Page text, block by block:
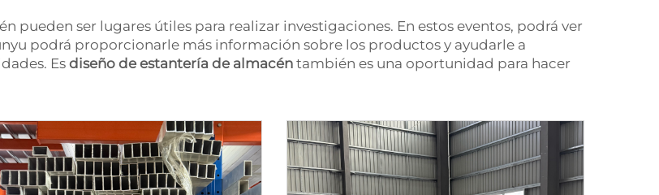
pueden ser lugares útiles para realizar investigaciones. En estos eventos, podrá ver
podrá proporcionarle más información sobre los productos y ayudarle a
Es diseño de estantería de almacén también es una oportunidad para hacer